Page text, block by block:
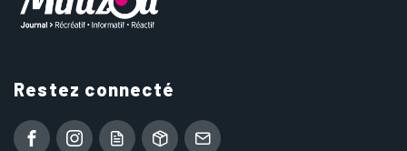
Restez connecté